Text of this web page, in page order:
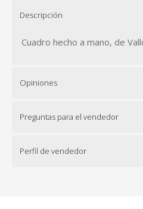
Descripción
Cuadro hecho a mano, de
Opiniones
Preguntas para el vendedor
Perfil de vendedor